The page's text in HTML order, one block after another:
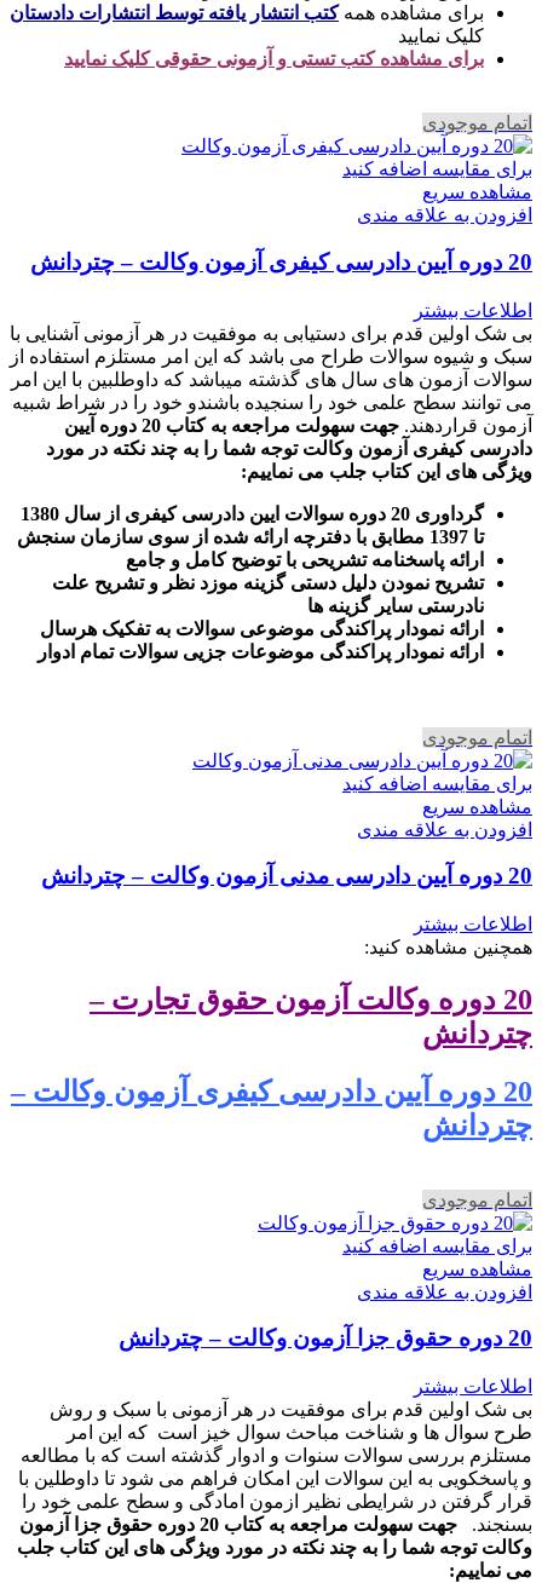
برای مشاهده همهکتب انتشار یافته توسط انتشارات دادستان
کلیک نمایید
برای مشاهده کتب تستی و آزمونی حقوقی کلیک نمایید
اتمام موجودی
برای مقایسه اضافه کنید
مشاهده سریع
افزودن به علاقه مندی
20 دوره آیین دادرسی کیفری آزمون وکالت – چتردانش
اطلاعات بیشتر
بی شک اولین قدم برای دستیابی به موفقیت در هر آزمونی آشنایی با
سبک و شیوه سوالات طراح می باشد که این امر مستلزم استفاده از
سوالات آزمون های سال های گذشته میباشد که داوطلبین با این امر
می توانند سطح علمی خود را سنجیده باشندو خود را در شراط شبیه
آزمون قراردهند.
جهت سهولت مراجعه به کتاب 20 دوره آیین
دادرسی کیفری آزمون وکالت توجه شما را به چند نکته در مورد
ویژگی های این کتاب جلب می نماییم:
گرداوری 20 دوره سوالات ایین دادرسی کیفری از سال 1380
تا 1397 مطابق با دفترچه ارائه شده از سوی سازمان سنجش
ارائه پاسخنامه تشریحی با توضیح کامل و جامع
تشریح نمودن دلیل دستی گزینه موزد نظر و تشریح علت
نادرستی سایر گزینه ها
ارائه نمودار پراکندگی موضوعی سوالات به تفکیک هرسال
رائه نمودار پراکندگی موضوعات جزیی سوالات تمام ادوار
اتمام موجودی
برای مقایسه اضافه کنید
مشاهده سریع
افزودن به علاقه مندی
20 دوره آیین دادرسی مدنی آزمون وکالت – چتردانش
اطلاعات بیشتر
همچنین مشاهده کنید:
20 دوره وکالت آزمون حقوق تجارت –
چتردانش
20 دوره آیین دادرسی کیفری آزمون وکالت –
چتردانش
اتمام موجودی
برای مقایسه اضافه کنید
مشاهده سریع
افزودن به علاقه مندی
20 دوره حقوق جزا آزمون وکالت – چتردانش
اطلاعات بیشتر
بی شک اولین قدم برای موفقیت در هر آزمونی با سبک و روش
طرح سوال ها و شناخت مباحث سوال خیز است که این امر
مستلزم بررسی سوالات سنوات و ادوار گذشته است که با مطالعه
و پاسخکویی به این سوالات این امکان فراهم می شود تا داوطلین با
قرار گرفتن در شرایطی نظیر ازمون امادگی و سطح علمی خود را
بسنجند.
جهت سهولت مراجعه به کتاب 20 دوره حقوق جزا آزمون
وکالت توجه شما را به چند نکته در مورد ویژگی های این کتاب جلب
می نماییم: